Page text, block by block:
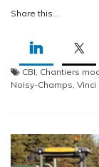
Share this...
CBI, Chantiers
Noisy-Champs, Vinci